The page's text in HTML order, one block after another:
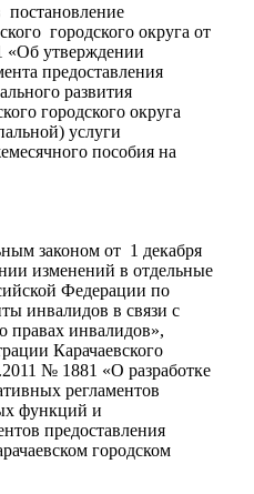
городского округа от
«Об утверждении
предоставления
развития
городского округа
услуги
пособия на
законом от 1 декабря
изменений в отдельные
Федерации по
инвалидов в связи с
правах инвалидов»,
Карачаевского
№ 1881 «О разработке
регламентов
функций и
предоставления
городском